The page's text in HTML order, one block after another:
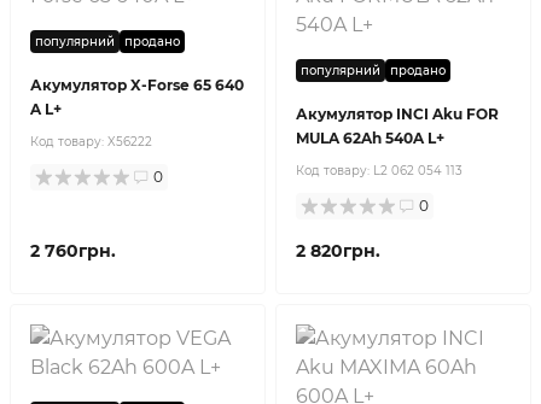
популярний продано
Акумулятор X-Forse 65 640
A L+
Код товару: X56222
0
2 760грн.
популярний продано
Акумулятор INCI Aku FOR
MULA 62Ah 540A L+
Код товару: L2 062 054 113
0
2 820грн.